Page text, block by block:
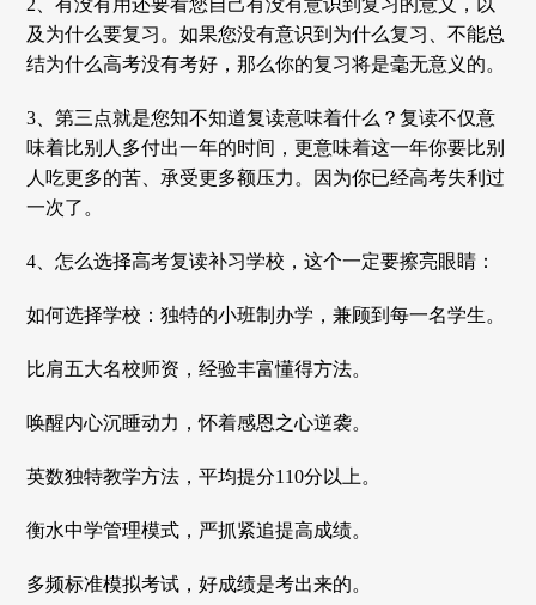
2、有没有用还要看您自己有没有意识到复习的意义，以
及为什么要复习。如果您没有意识到为什么复习、不能总
结为什么高考没有考好，那么你的复习将是毫无意义的。
3、第三点就是您知不知道复读意味着什么？复读不仅意
味着比别人多付出一年的时间，更意味着这一年你要比别
人吃更多的苦、承受更多额压力。因为你已经高考失利过
一次了。
4、怎么选择高考复读补习学校，这个一定要擦亮眼睛：
如何选择学校：独特的小班制办学，兼顾到每一名学生。
比肩五大名校师资，经验丰富懂得方法。
唤醒内心沉睡动力，怀着感恩之心逆袭。
英数独特教学方法，平均提分110分以上。
衡水中学管理模式，严抓紧追提高成绩。
多频标准模拟考试，好成绩是考出来的。